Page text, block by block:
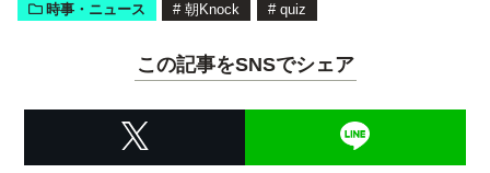
時事・ニュース # 朝Knock # quiz
この記事をSNSでシェア